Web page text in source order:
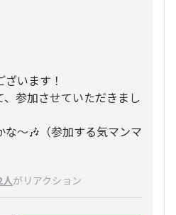
います！
参加させていただきまし
～🎶（参加する気マンマ
がリアクション